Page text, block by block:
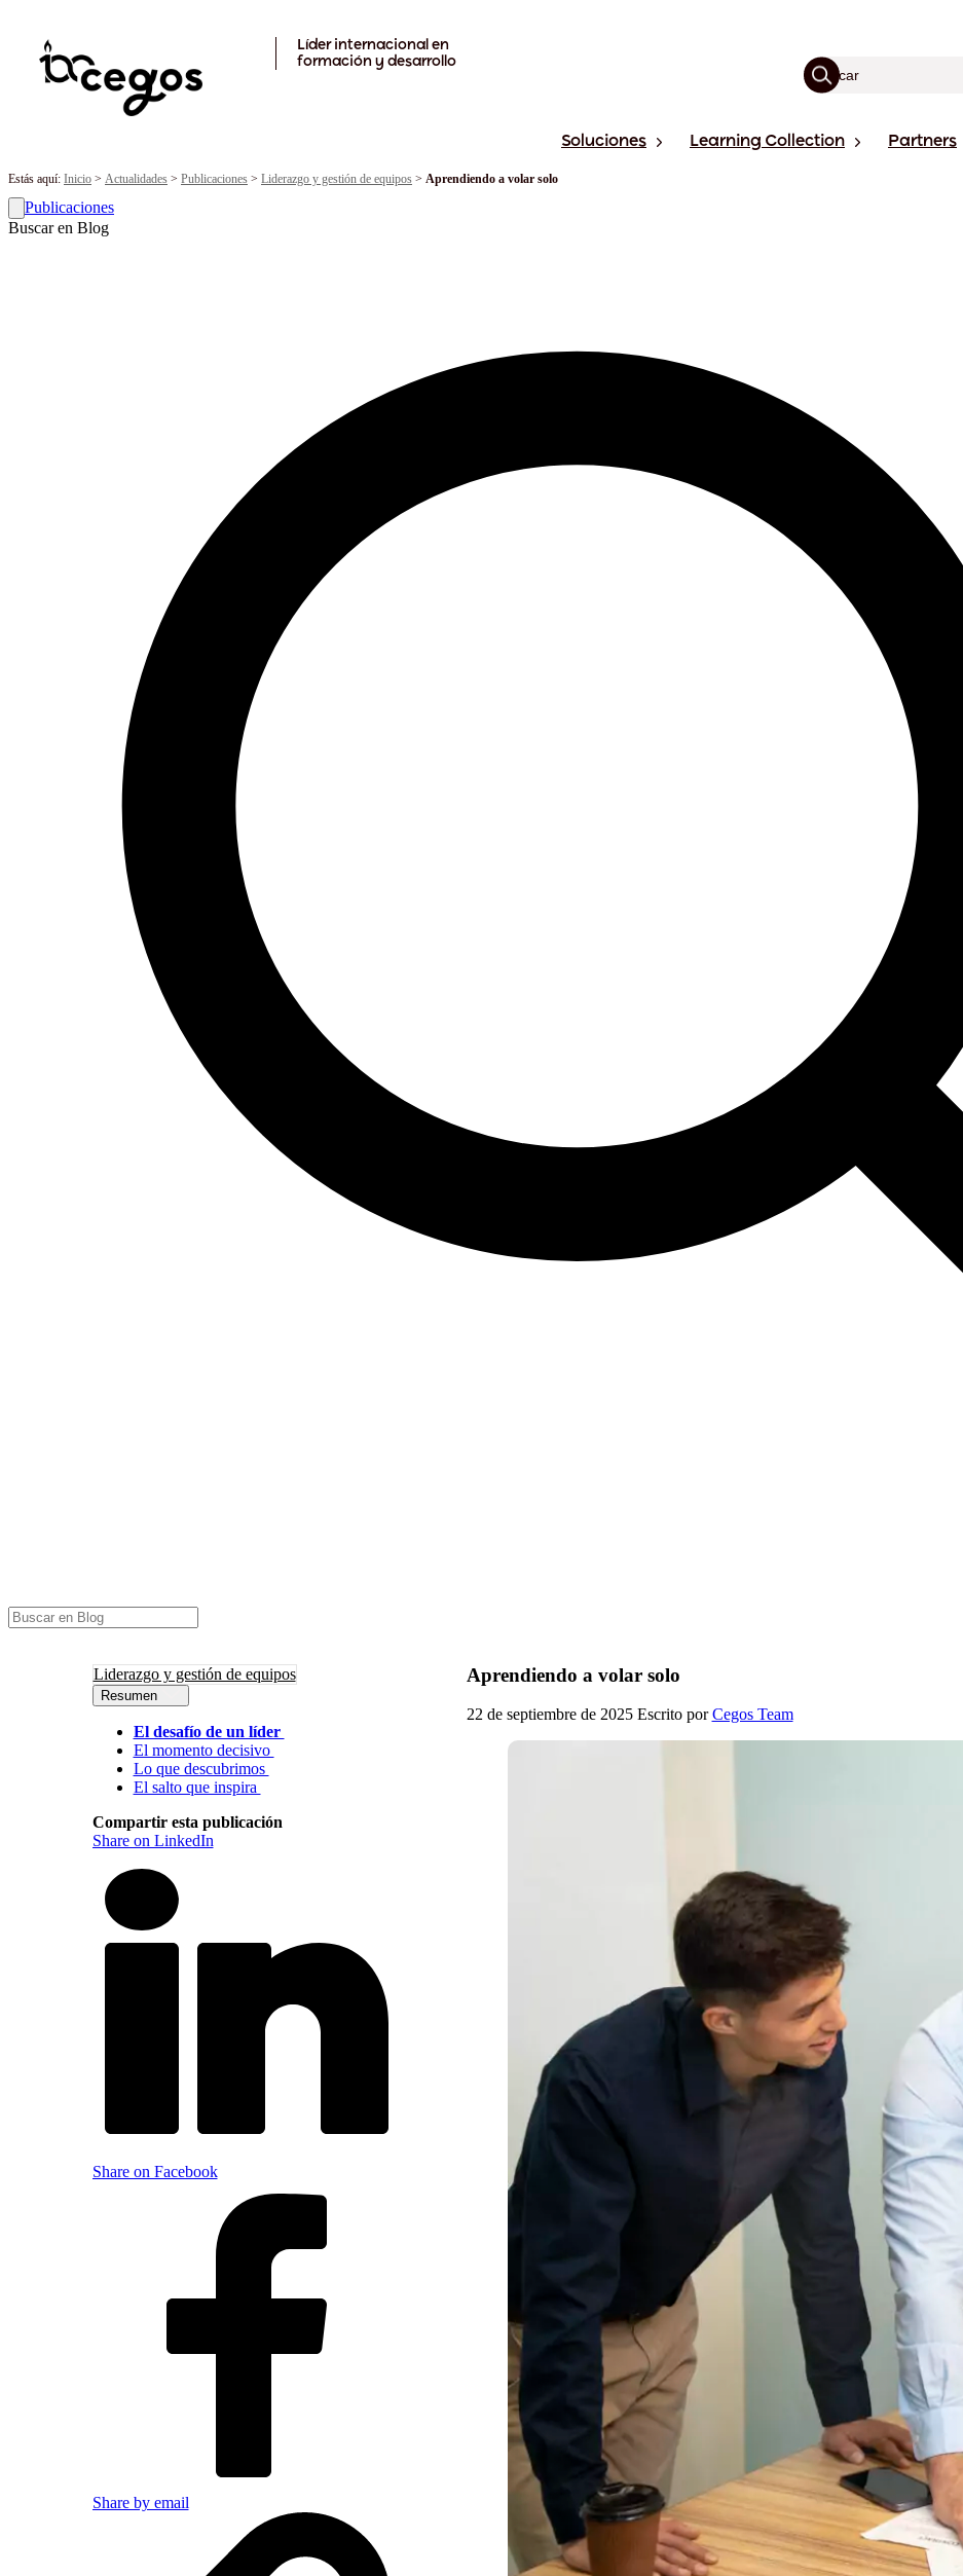
Líder internacional en
formación y desarrollo
Soluciones Learning Collection Partners
Estás aquí: Inicio > Actualidades > Publicaciones > Liderazgo y gestión de equipos > Aprendiendo a volar solo
Publicaciones
Buscar en Blog
Liderazgo y gestión de equipos
Resumen
El desafío de un líder
El momento decisivo
Lo que descubrimos
El salto que inspira
Compartir esta publicación
Share on LinkedIn
Share on Facebook
Share by email
Aprendiendo a volar solo
22 de septiembre de 2025 Escrito porCegos Team